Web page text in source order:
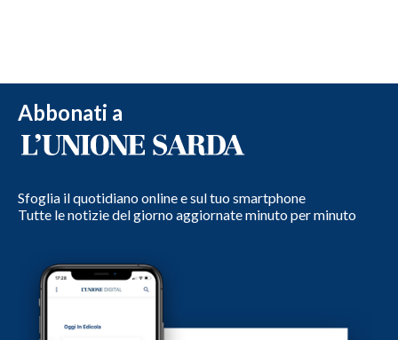
Abbonati a
Sfoglia il quotidiano online e sul tuo smartphone
Tutte le notizie del giorno aggiornate minuto per minuto